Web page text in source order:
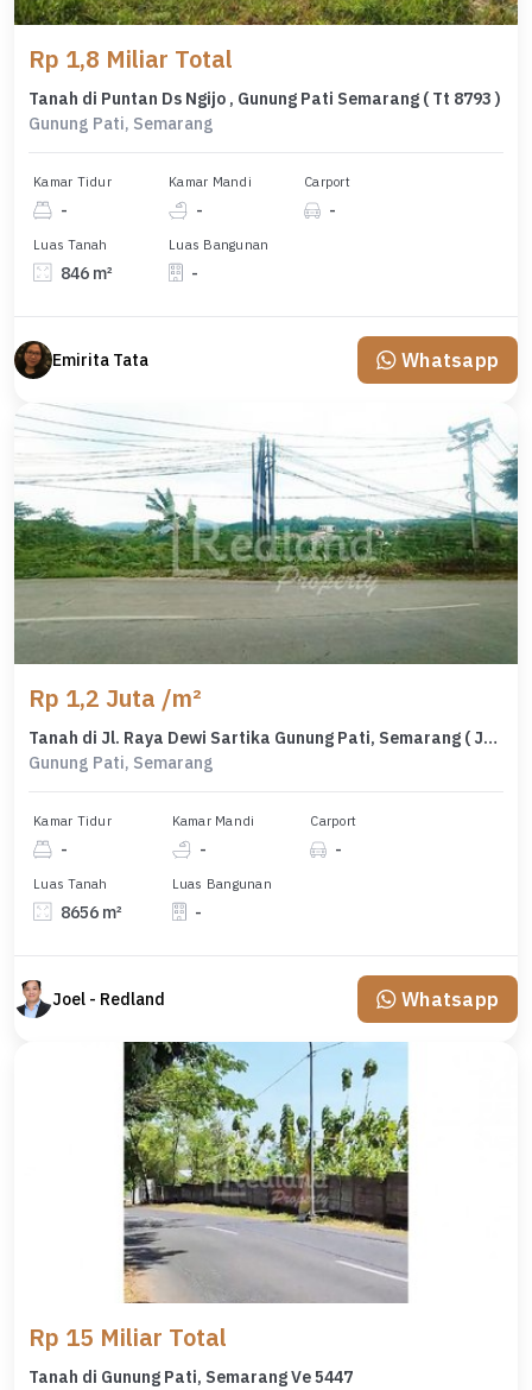
Rp 1,8 Miliar Total
Tanah di Puntan Ds Ngijo , Gunung Pati Semarang ( Tt 8793 )
Gunung Pati, Semarang
Kamar Tidur
-
Kamar Mandi
-
Carport
-
Luas Tanah
846 m²
Luas Bangunan
-
Emirita Tata Whatsapp
Rp 1,2 Juta /m²
Tanah di Jl. Raya Dewi Sartika Gunung Pati, Semarang ( Jo 8765 )
Gunung Pati, Semarang
Kamar Tidur
-
Kamar Mandi
-
Carport
-
Luas Tanah
8656 m²
Luas Bangunan
-
Joel - Redland Whatsapp
Rp 15 Miliar Total
Tanah di Gunung Pati, Semarang Ve 5447